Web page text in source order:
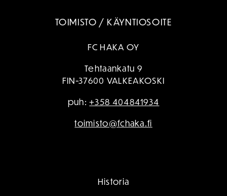
TOIMISTO / KÄYNTIOSOITE
FC HAKA OY
Tehtaankatu 9
FIN-37600 VALKEAKOSKI
puh:+358 404841934
toimisto@fchaka.fi
Historia